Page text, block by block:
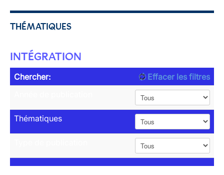
THÉMATIQUES
INTÉGRATION
Chercher:
Effacer les filtres
Thématiques